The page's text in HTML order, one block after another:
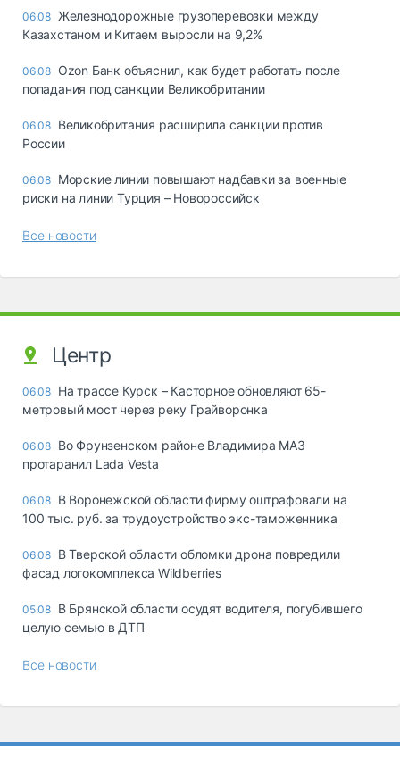
06.08 Железнодорожные грузоперевозки между
Казахстаном и Китаем выросли на 9,2%
06.08 Ozon Банк объяснил, как будет работать после
попадания под санкции Великобритании
06.08 Великобритания расширила санкции против
России
06.08 Морские линии повышают надбавки за военные
риски на линии Турция – Новороссийск
Все новости
Центр
06.08 На трассе Курск – Касторное обновляют 65-
метровый мост через реку Грайворонка
06.08 Во Фрунзенском районе Владимира МАЗ
протаранил Lada Vesta
06.08 В Воронежской области фирму оштрафовали на
100 тыс. руб. за трудоустройство экс-таможенника
06.08 В Тверской области обломки дрона повредили
фасад логокомплекса Wildberries
05.08 В Брянской области осудят водителя, погубившего
целую семью в ДТП
Все новости